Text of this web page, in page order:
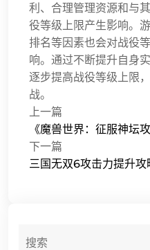
利、合理管理资源和与
役等级上限产生影响。
排名等因素也会对战役
响。通过不断提升自身
逐步提高战役等级上限
战。
上一篇
《魔兽世界：征服神坛
下一篇
三国无双6攻击力提升攻